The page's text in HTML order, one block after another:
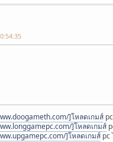
]โหลดเกมส์
]โหลดเกมส์
]โหลดเกมส์ pc